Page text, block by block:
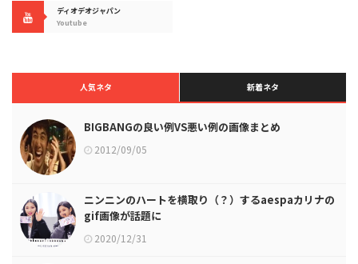
ディオデオジャパン
Youtube
人気ネタ 新着ネタ
BIGBANGの良い例VS悪い例の画像まとめ
2012/09/05
ニンニンのハートを横取り（？）するaespaカリナの
gif画像が話題に
2020/12/31